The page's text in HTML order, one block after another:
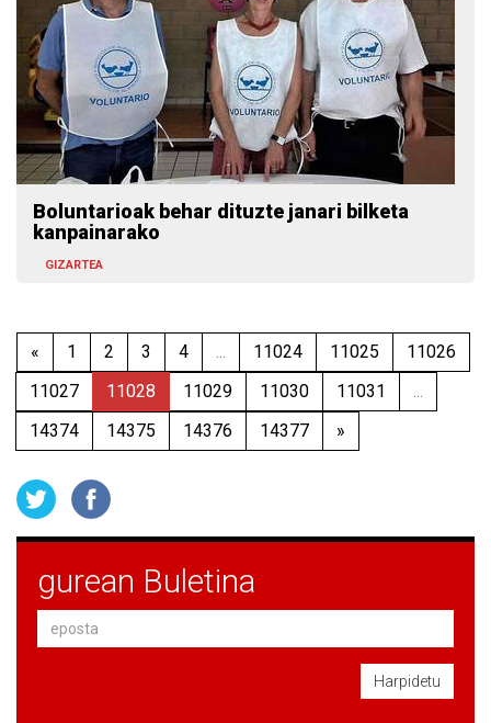
Boluntarioak behar dituzte janari bilketa
kanpainarako
GIZARTEA
« 1 2 3 4 ... 11024 11025
11026
11027
11028 11029 11030 11031
...
14374
14375 14376 14377 »
gurean Buletina
Harpidetu